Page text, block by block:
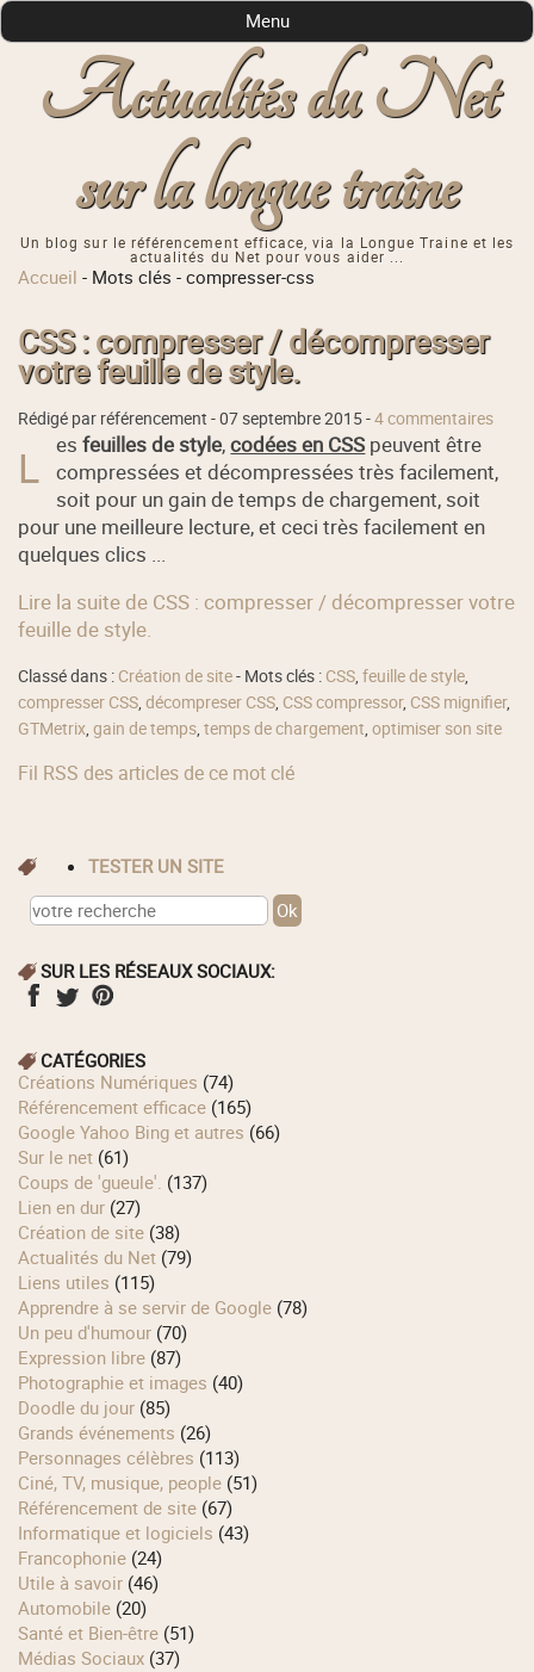
Actualités du Net
sur la longue traîne
Un blog sur le référencement efficace, via la Longue Traine et les
actualités du Net pour vous aider ...
Menu
Accueil - Mots clés -compresser-css
CSS : compresser / décompresser
votre feuille de style.
Rédigé par référencement -07 septembre 2015-4 commentaires
L esfeuilles de style,codées en CSS peuvent être
compressées et décompressées très facilement,
soit pour un gain de temps de chargement, soit
pour une meilleure lecture, et ceci très facilement en
quelques clics ...
Lire la suite de CSS : compresser / décompresser votre
feuille de style.
Classé dans : Création de site- Mots clés : CSS,feuille de style,
compresser CSS,décompreser CSS, CSS compressor, CSS mignifier,
GTMetrix,gain de temps,temps de chargement,optimiser son site
Fil RSS des articles de ce mot clé
TESTER UN SITE
SUR LES RÉSEAUX SOCIAUX:
CATÉGORIES
Créations Numériques (74)
Référencement efficace (165)
Google Yahoo Bing et autres (66)
Sur le net (61)
Coups de 'gueule'. (137)
Lien en dur (27)
Création de site (38)
Actualités du Net (79)
Liens utiles (115)
Apprendre à se servir de Google (78)
Un peu d'humour (70)
Expression libre (87)
Photographie et images (40)
Doodle du jour (85)
Grands événements (26)
Personnages célèbres (113)
Ciné, TV, musique, people (51)
Référencement de site (67)
Informatique et logiciels (43)
Francophonie (24)
Utile à savoir (46)
Automobile (20)
Santé et Bien-être (51)
Médias Sociaux (37)